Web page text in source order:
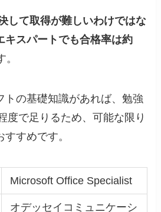
して取得が難しいわけではな
キスパートでも合格率は約
トの基礎知識があれば、勉強
度で足りるため、可能な限り
すめです。
Microsoft Office Specialist
オデッセイコミュニケーシ